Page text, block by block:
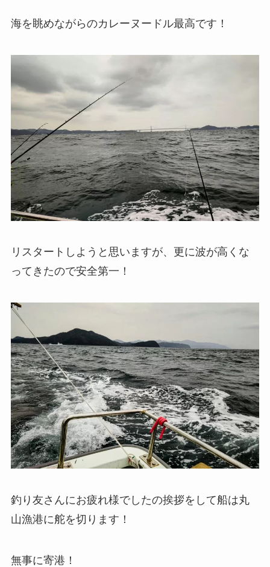
海を眺めながらのカレーヌードル最高です！
リスタートしようと思いますが、更に波が高くな
ってきたので安全第一！
釣り友さんにお疲れ様でしたの挨拶をして船は丸
山漁港に舵を切ります！
無事に寄港！